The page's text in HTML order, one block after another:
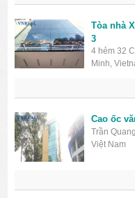
Tòa nhà
3
4 hẻm 32
Minh,
Cao ốc
Trần
Việt Nam